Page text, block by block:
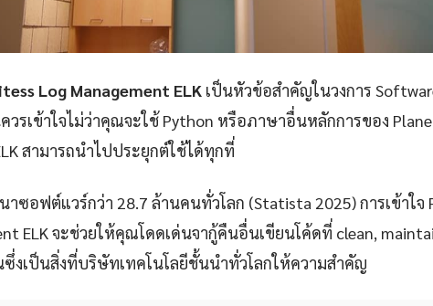
Log Management ELK เป็นหัวข้อสำคัญในวงการ
รเข้าใจไม่ว่าคุณจะใช้ Python หรือภาษาอื่นหลักการของ
สามารถนำไปประยุกต์ใช้ได้ทุกที่
อฟต์แวร์กว่า 28.7 ล้านคนทั่วโลก (Statista 2025) การเข้าใจ
ELK จะช่วยให้คุณโดดเด่นจากู้คืนอื่นเขียนโค้ดที่ clean,
ซึ่งเป็นสิ่งที่บริษัทเทคโนโลยีชั้นนำทั่วโลกให้ความสำคัญ